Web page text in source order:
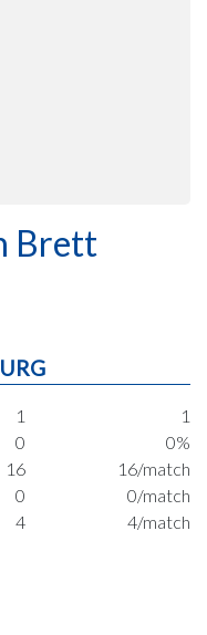
Brett
1
1
0
0%
16
16/match
0
0/match
4 4/match